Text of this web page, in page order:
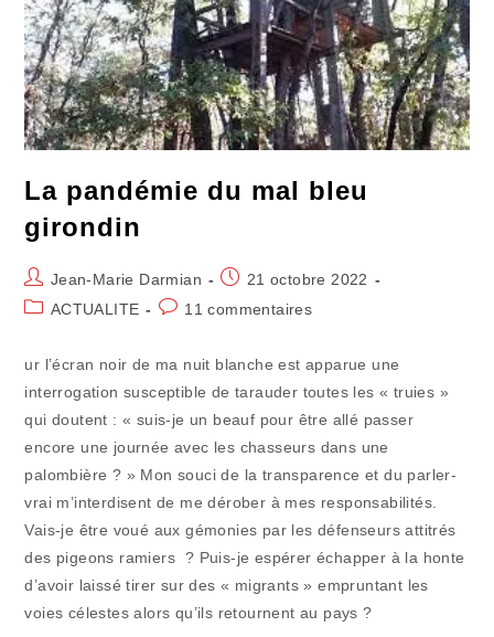
La pandémie du mal bleu
girondin
Auteur/autrice
de
Jean-Marie Darmian
Publication
publiée :
21 octobre 2022
PostACTUALITE
Commentaires
11 commentaires
ur l’écran noir de ma nuit blanche est apparue une
interrogation susceptible de tarauder toutes les « truies »
qui doutent : « suis-je un beauf pour être allé passer
encore une journée avec les chasseurs dans une
palombière ? » Mon souci de la transparence et du parler-
vrai m’interdisent de me dérober à mes responsabilités.
Vais-je être voué aux gémonies par les défenseurs attitrés
des pigeons ramiers ? Puis-je espérer échapper à la honte
d’avoir laissé tirer sur des « migrants » empruntant les
voies célestes alors qu’ils retournent au pays ?